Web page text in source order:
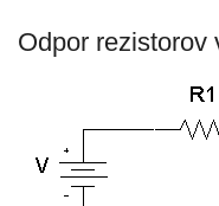
Odpor rezistorov